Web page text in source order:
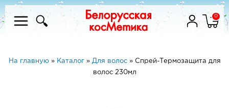
0
На главную» Каталог» Для волос» Спрей-Термозащита для
волос 230мл